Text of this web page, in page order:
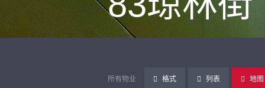
所有物业 格式 列表 地图